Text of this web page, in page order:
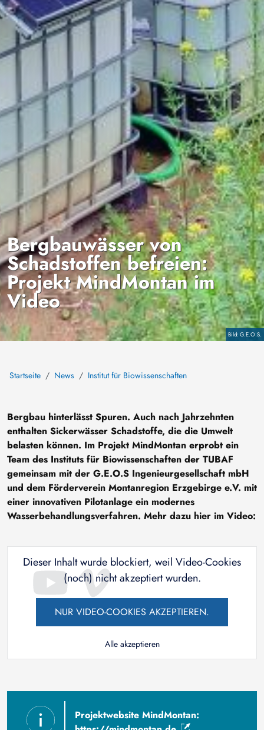
Copyright
G.E.O.S.
Bergbauwässer von
Schadstoffen befreien:
Projekt MindMontan im
Video
Startseite News Institut für Biowissenschaften
Bergbau hinterlässt Spuren. Auch nach Jahrzehnten
enthalten Sickerwässer Schadstoffe, die die Umwelt
belasten können. Im Projekt MindMontan erprobt ein
Team des Instituts für Biowissenschaften der TUBAF
gemeinsam mit der G.E.O.S Ingenieurgesellschaft mbH
und dem Förderverein Montanregion Erzgebirge e.V. mit
einer innovativen Pilotanlage ein modernes
Wasserbehandlungsverfahren. Mehr dazu hier im Video:
Dieser Inhalt wurde blockiert, weil Video-Cookies
(noch) nicht akzeptiert wurden.
NUR VIDEO-COOKIES AKZEPTIEREN.
Alle akzeptieren
Projektwebsite MindMontan: